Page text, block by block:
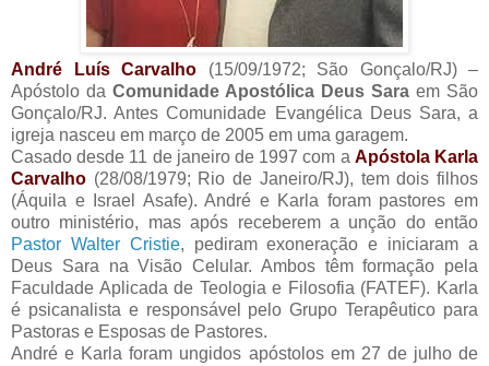
André Luís Carvalho (15/09/1972; São Gonçalo/RJ) –
Apóstolo da Comunidade Apostólica Deus Sara em São
Gonçalo/RJ. Antes Comunidade Evangélica Deus Sara, a
igreja nasceu em março de 2005 em uma garagem.
Casado desde 11 de janeiro de 1997 com a Apóstola Karla
Carvalho (28/08/1979; Rio de Janeiro/RJ), tem dois filhos
(Áquila e Israel Asafe). André e Karla foram pastores em
outro ministério, mas após receberem a unção do então
Pastor Walter Cristie, pediram exoneração e iniciaram a
Deus Sara na Visão Celular. Ambos têm formação pela
Faculdade Aplicada de Teologia e Filosofia (FATEF). Karla
é psicanalista e responsável pelo Grupo Terapêutico para
Pastoras e Esposas de Pastores.
André e Karla foram ungidos apóstolos em 27 de julho de